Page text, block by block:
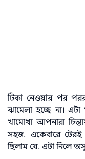
টিকা নেওয়ার পর
ঝামেলা হচ্ছে না।
খামোখা আপনারা
সহজ, একেবারে টেরই
ছিলাম যে, এটা নিলে